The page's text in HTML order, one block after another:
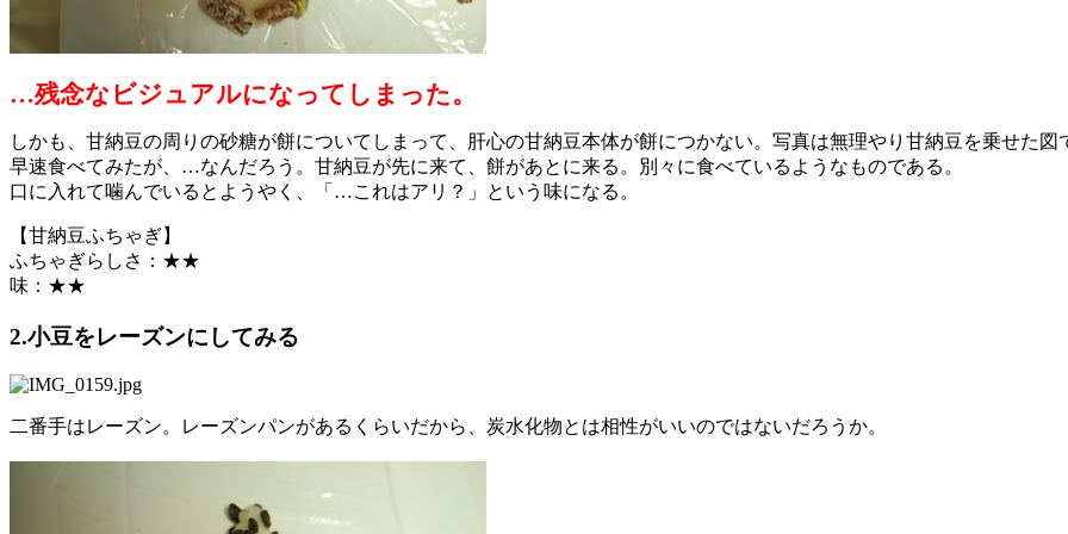
…残念なビジュアルになってしまった。
しかも、甘納豆の周りの砂糖が餅についてしまって、肝心の甘納豆本体が餅につかない。写真は無理やり甘納豆を乗せた図
早速食べてみたが、…なんだろう。甘納豆が先に来て、餅があとに来る。別々に食べているようなものである。
口に入れて噛んでいるとようやく、「…これはアリ？」という味になる。
【甘納豆ふちゃぎ】
ふちゃぎらしさ：★★
味：★★
2.小豆をレーズンにしてみる
二番手はレーズン。レーズンパンがあるくらいだから、炭水化物とは相性がいいのではないだろうか。